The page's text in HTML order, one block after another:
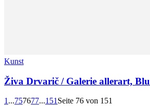
Kunst
Živa Drvarič / Galerie allerart,
1 ...757677...151 Seite 76 von 151